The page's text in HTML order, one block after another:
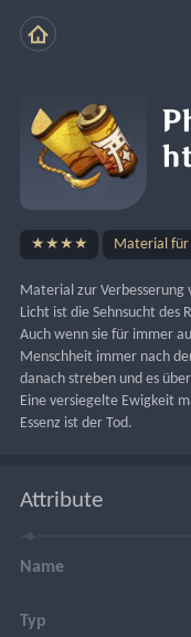
★★★★ Material
Material zur Verbesserung
Licht ist die Sehnsucht des
Auch wenn sie für immer
Menschheit immer nach
danach streben und es
Eine versiegelte Ewigkeit
Essenz ist der Tod.
Attribute
Name
Typ